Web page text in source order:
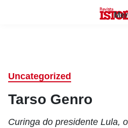
Uncategorized
Tarso Genro
Curinga do presidente Lula,